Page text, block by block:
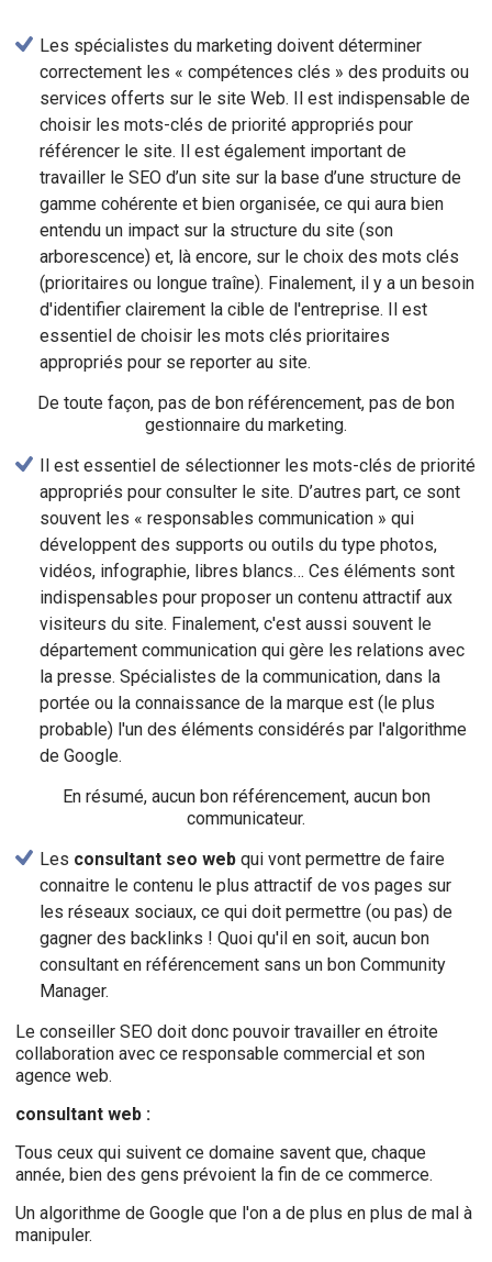
Les spécialistes du marketing doivent déterminer
correctement les « compétences clés » des produits ou
services offerts sur le site Web. Il est indispensable de
choisir les mots-clés de priorité appropriés pour
référencer le site. Il est également important de
travailler le SEO d’un site sur la base d’une structure de
gamme cohérente et bien organisée, ce qui aura bien
entendu un impact sur la structure du site (son
arborescence) et, là encore, sur le choix des mots clés
(prioritaires ou longue traîne). Finalement, il y a un besoin
d'identifier clairement la cible de l'entreprise. Il est
essentiel de choisir les mots clés prioritaires
appropriés pour se reporter au site.
De toute façon, pas de bon référencement, pas de bon
gestionnaire du marketing.
Il est essentiel de sélectionner les mots-clés de priorité
appropriés pour consulter le site. D’autres part, ce sont
souvent les « responsables communication » qui
développent des supports ou outils du type photos,
vidéos, infographie, libres blancs… Ces éléments sont
indispensables pour proposer un contenu attractif aux
visiteurs du site. Finalement, c'est aussi souvent le
département communication qui gère les relations avec
la presse. Spécialistes de la communication, dans la
portée ou la connaissance de la marque est (le plus
probable) l'un des éléments considérés par l'algorithme
de Google.
En résumé, aucun bon référencement, aucun bon
communicateur.
Les consultant seo webqui vont permettre de faire
connaitre le contenu le plus attractif de vos pages sur
les réseaux sociaux, ce qui doit permettre (ou pas) de
gagner des backlinks ! Quoi qu'il en soit, aucun bon
consultant en référencement sans un bon Community
Manager.
Le conseiller SEO doit donc pouvoir travailler en étroite
collaboration avec ce responsable commercial et son
agence web.
consultant web :
Tous ceux qui suivent ce domaine savent que, chaque
année, bien des gens prévoient la fin de ce commerce.
Un algorithme de Google que l'on a de plus en plus de mal à
manipuler.